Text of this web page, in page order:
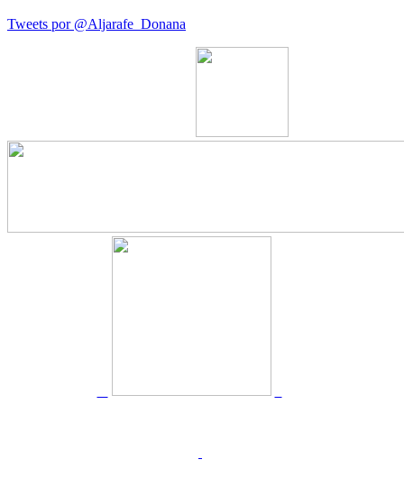
Tweets por @Aljarafe_Donana